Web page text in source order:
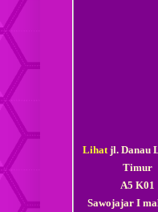
Lihatjl. Danau
Timur
A5 K01
Sawojajar I